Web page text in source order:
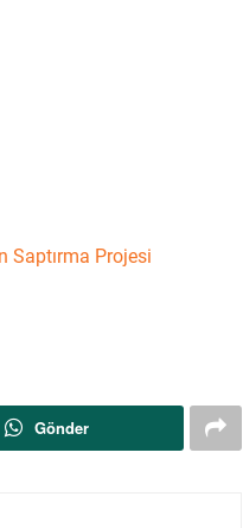
Saptırma Projesi
Gönder